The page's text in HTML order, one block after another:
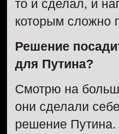
то и сделал, и
которым сложно
Решение
для Путина?
Смотрю на
они сделали
решение Путина.